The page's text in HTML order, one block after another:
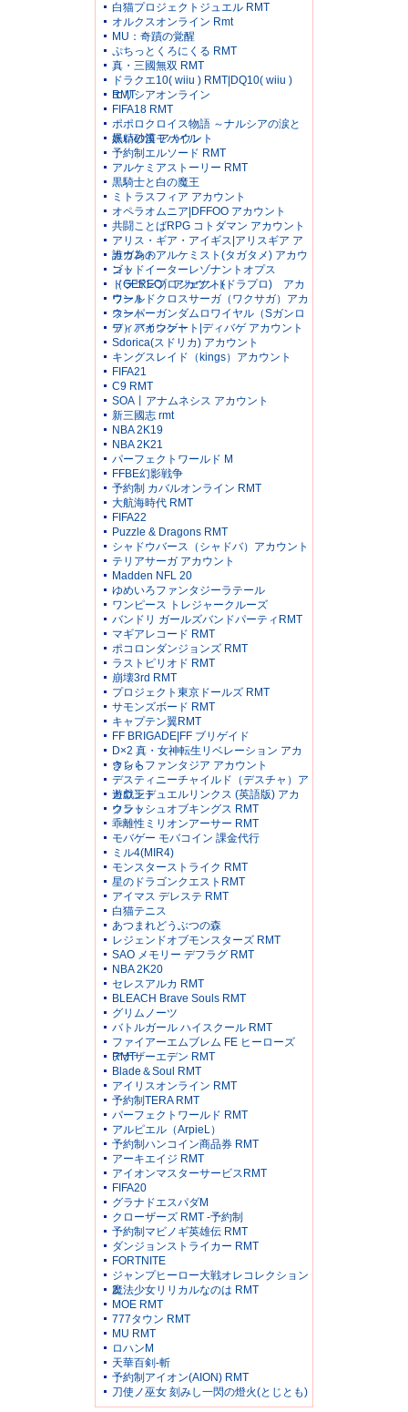
白猫プロジェクトジュエル RMT
オルクスオンライン Rmt
MU：奇蹟の覚醒
ぷちっとくろにくる RMT
真・三國無双 RMT
ドラクエ10( wiiu ) RMT|DQ10( wiiu )
RMT
エリシアオンライン
FIFA18 RMT
ポポロクロイス物語 ～ナルシアの涙と
妖精の笛 アカウント
黒い砂漠モバイル
予約制エルソード RMT
アルケミアストーリー RMT
黒騎士と白の魔王
ミトラスフィア アカウント
オペラオムニア|DFFOO アカウント
共闘ことばRPG コトダマン アカウント
アリス・ギア・アイギス|アリスギア ア
カウント
誰ガ為のアルケミスト(タガタメ) アカウ
ント
ゴッドイーターレゾナントオプス
（GEREO）アカウント
ドラゴンプロジェクト(ドラプロ) アカ
ウント
ワールドクロスサーガ（ワクサガ）アカ
ウント
スーパーガンダムロワイヤル（Sガンロ
ワ）アカウント
ディバインゲート|ディバゲ アカウント
Sdorica(スドリカ) アカウント
キングスレイド（kings）アカウント
FIFA21
C9 RMT
SOA丨アナムネシス アカウント
新三國志 rmt
NBA 2K19
NBA 2K21
パーフェクトワールド M
FFBE幻影戦争
予約制 カバルオンライン RMT
大航海時代 RMT
FIFA22
Puzzle & Dragons RMT
シャドウバース（シャドバ）アカウント
テリアサーガ アカウント
Madden NFL 20
ゆめいろファンタジーラテール
ワンピース トレジャークルーズ
バンドリ ガールズバンドパーティRMT
マギアレコード RMT
ポコロンダンジョンズ RMT
ラストピリオド RMT
崩壊3rd RMT
プロジェクト東京ドールズ RMT
サモンズボード RMT
キャプテン翼RMT
FF BRIGADE|FF ブリゲイド
D×2 真・女神転生リベレーション アカ
ウント
きららファンタジア アカウント
デスティニーチャイルド（デスチャ）ア
カウント
遊戯王デュエルリンクス (英語版) アカ
ウント
クラッシュオブキングス RMT
乖離性ミリオンアーサー RMT
モバゲー モバコイン 課金代行
ミル4(MIR4)
モンスターストライク RMT
星のドラゴンクエストRMT
アイマス デレステ RMT
白猫テニス
あつまれどうぶつの森
レジェンドオブモンスターズ RMT
SAO メモリー デフラグ RMT
NBA 2K20
セレスアルカ RMT
BLEACH Brave Souls RMT
グリムノーツ
バトルガール ハイスクール RMT
ファイアーエムブレム FE ヒーローズ
RMT
アナザーエデン RMT
Blade＆Soul RMT
アイリスオンライン RMT
予約制TERA RMT
パーフェクトワールド RMT
アルピエル（ArpieL）
予約制ハンコイン商品券 RMT
アーキエイジ RMT
アイオンマスターサービスRMT
FIFA20
グラナドエスパダM
クローザーズ RMT -予約制
予約制マビノギ英雄伝 RMT
ダンジョンストライカー RMT
FORTNITE
ジャンプヒーロー大戦オレコレクション
2
魔法少女リリカルなのは RMT
MOE RMT
777タウン RMT
MU RMT
ロハンM
天華百剣-斬
予約制アイオン(AION) RMT
刀使ノ巫女 刻みし一閃の燈火(とじとも)